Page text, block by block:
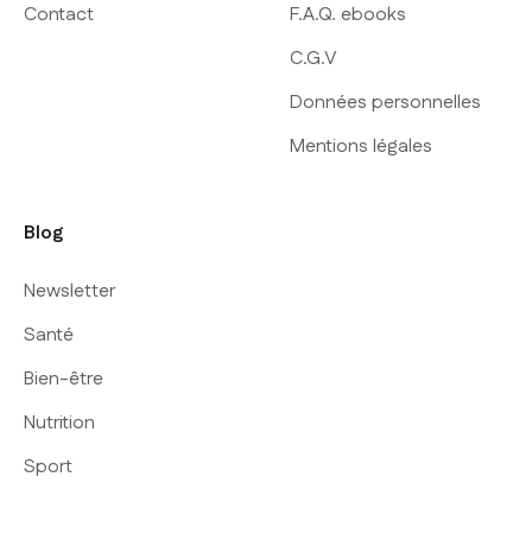
Contact
F.A.Q. ebooks
C.G.V
Données personnelles
Mentions légales
Blog
Newsletter
Santé
Bien-être
Nutrition
Sport